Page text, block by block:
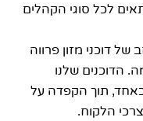
לכל סוגי הקהלים
של דוכני מזון פרווה
הדוכנים שלנו
כאחד, תוך הקפדה על
הלקוח.